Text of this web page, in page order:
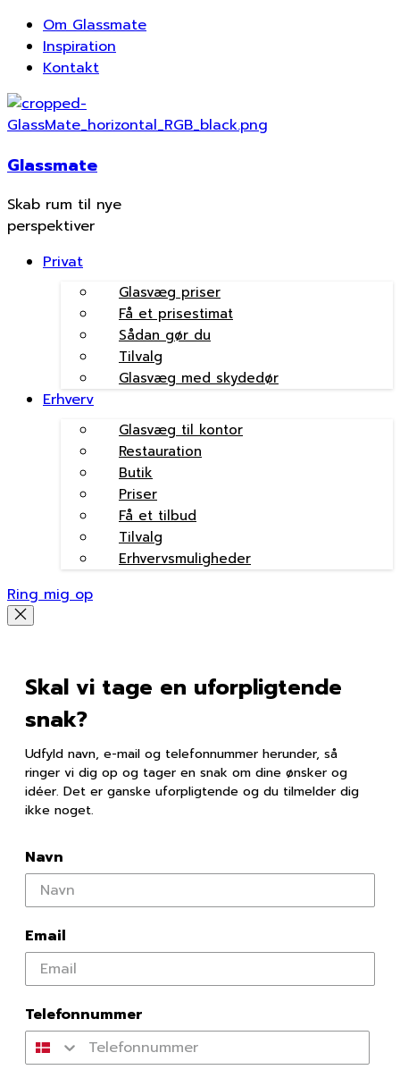
Om Glassmate
Inspiration
Kontakt
Glassmate
Skab rum til nye
perspektiver
Privat
Glasvæg priser
Få et prisestimat
Sådan gør du
Tilvalg
Glasvæg med skydedør
Erhverv
Glasvæg til kontor
Restauration
Butik
Priser
Få et tilbud
Tilvalg
Erhvervsmuligheder
Ring mig op
Skal vi tage en uforpligtende
snak?
Udfyld navn, e-mail og telefonnummer herunder, så
ringer vi dig op og tager en snak om dine ønsker og
idéer. Det er ganske uforpligtende og du tilmelder dig
ikke noget.
Navn
Email
Telefonnummer